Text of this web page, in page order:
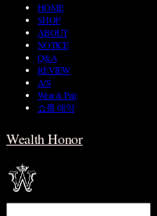
HOME
SHOP
ABOUT
NOTICE
Q&A
REVIEW
A/S
Wear & Pair
쇼룸 예약
Wealth Honor